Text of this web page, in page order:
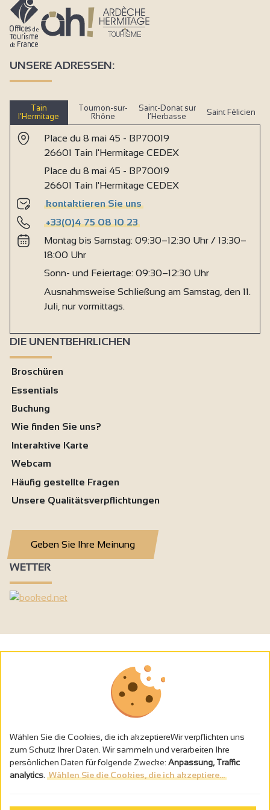
UNSERE ADRESSEN:
Tain
l’Hermitage
Tournon-sur-
Rhône
Saint-Donat sur
l’Herbasse
Saint Félicien
Place du 8 mai 45 - BP70019
26601 Tain l'Hermitage CEDEX
Place du 8 mai 45 - BP70019
26601 Tain l'Hermitage CEDEX
kontaktieren Sie uns
+33(0)4 75 08 10 23
Montag bis Samstag: 09:30–12:30 Uhr / 13:30–
18:00 Uhr
Sonn- und Feiertage: 09:30–12:30 Uhr
Ausnahmsweise Schließung am Samstag, den 11.
Juli, nur vormittags.
DIE UNENTBEHRLICHEN
Broschüren
Essentials
Buchung
Wie finden Sie uns?
Interaktive Karte
Webcam
Häufig gestellte Fragen
Unsere Qualitätsverpflichtungen
Geben Sie Ihre Meinung
WETTER
Alkoholmissbrauch ist gefährlich für die Gesundheit - trinken Sie in
Wählen Sie die Cookies, die ich akzeptiereWir verpflichten uns
zum Schutz Ihrer Daten. Wir sammeln und verarbeiten Ihre
persönlichen Daten für folgende Zwecke: Anpassung, Traffic
analytics Wählen Sie die Cookies, die ich akzeptiere...